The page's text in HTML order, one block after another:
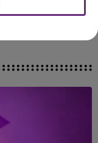
BEBE REXHA